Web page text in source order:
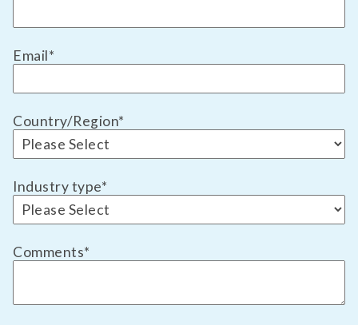
Email*
Country/Region*
Industry type*
Comments*